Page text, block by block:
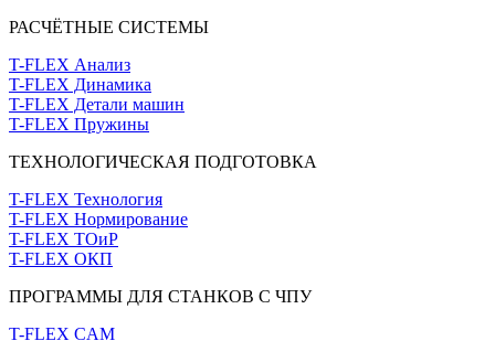
РАСЧЁТНЫЕ СИСТЕМЫ
T-FLEX Анализ
T-FLEX Динамика
T-FLEX Детали машин
T-FLEX Пружины
ТЕХНОЛОГИЧЕСКАЯ ПОДГОТОВКА
T-FLEX Технология
T-FLEX Нормирование
T-FLEX ТОиР
T-FLEX ОКП
ПРОГРАММЫ ДЛЯ СТАНКОВ С ЧПУ
T-FLEX CAM